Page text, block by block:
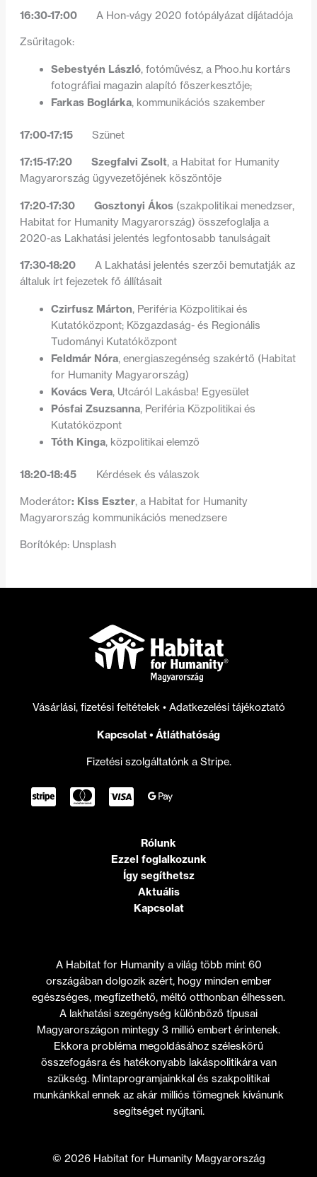
16:30-17:00 A Hon-vágy 2020 fotópályázat díjátadója
Zsűritagok:
Sebestyén László, fotóművész, a Phoo.hu kortárs
fotográfiai magazin alapító főszerkesztője;
Farkas Boglárka, kommunikációs szakember
17:00-17:15 Szünet
17:15-17:20 Szegfalvi Zsolt, a Habitat for Humanity
Magyarország ügyvezetőjének köszöntője
17:20-17:30 Gosztonyi Ákos (szakpolitikai menedzser,
Habitat for Humanity Magyarország) összefoglalja a
2020-as Lakhatási jelentés legfontosabb tanulságait
17:30-18:20
A Lakhatási jelentés szerzői bemutatják az
általuk írt fejezetek fő állításait
Czirfusz Márton, Periféria Közpolitikai és
Kutatóközpont; Közgazdaság- és Regionális
Tudományi Kutatóközpont
Feldmár Nóra, energiaszegénség szakértő (Habitat
for Humanity Magyarország)
Kovács Vera, Utcáról Lakásba! Egyesület
Pósfai Zsuzsanna, Periféria Közpolitikai és
Kutatóközpont
Tóth Kinga, közpolitikai elemző
18:20-18:45Kérdések és válaszok
Moderátor: Kiss Eszter, a Habitat for Humanity
Magyarország kommunikációs menedzsere
Borítókép: Unsplash
Vásárlási, fizetési feltételek • Adatkezelési tájékoztató
Kapcsolat• Átláthatóság
Fizetési szolgáltatónk a Stripe.
Rólunk
Ezzel foglalkozunk
Így segíthetsz
Aktuális
Kapcsolat
A Habitat for Humanity a világ több mint 60
országában dolgozik azért, hogy minden ember
egészséges, megfizethető, méltó otthonban élhessen.
A lakhatási szegénység különböző típusai
Magyarországon mintegy 3 millió embert érintenek.
Ekkora probléma megoldásához széleskörű
összefogásra és hatékonyabb lakáspolitikára van
szükség. Mintaprogramjainkkal és szakpolitikai
munkánkkal ennek az akár milliós tömegnek kívánunk
segítséget nyújtani.
© 2026 Habitat for Humanity Magyarország